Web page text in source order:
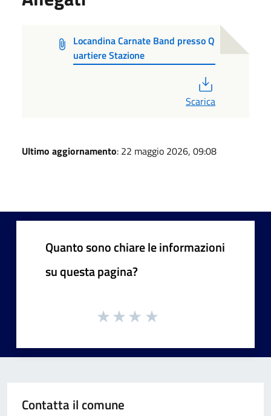
Locandina Carnate Band presso Q
uartiere Stazione
Scarica
Ultimo aggiornamento: 22 maggio 2026, 09:08
Quanto sono chiare le informazioni
su questa pagina?
Contatta il comune